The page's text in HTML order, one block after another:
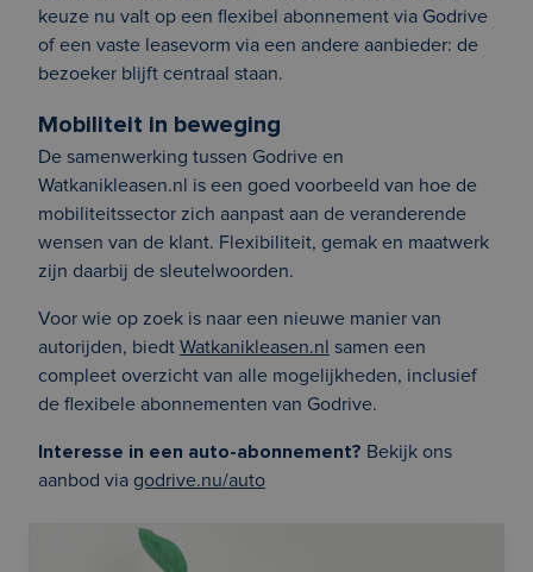
keuze nu valt op een flexibel abonnement via Godrive
of een vaste leasevorm via een andere aanbieder: de
bezoeker blijft centraal staan.
Mobiliteit in beweging
De samenwerking tussen Godrive en
Watkanikleasen.nl is een goed voorbeeld van hoe de
mobiliteitssector zich aanpast aan de veranderende
wensen van de klant. Flexibiliteit, gemak en maatwerk
zijn daarbij de sleutelwoorden.
Voor wie op zoek is naar een nieuwe manier van
autorijden, biedt Watkanikleasen.nl samen een
compleet overzicht van alle mogelijkheden, inclusief
de flexibele abonnementen van Godrive.
Interesse in een auto-abonnement? Bekijk ons
aanbod via godrive.nu/auto